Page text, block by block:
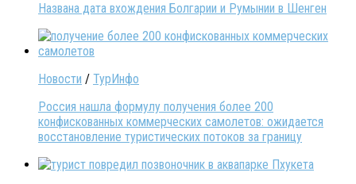
Названа дата вхождения Болгарии и Румынии в Шенген
Новости / ТурИнфо
Россия нашла формулу получения более 200
конфискованных коммерческих самолетов: ожидается
восстановление туристических потоков за границу